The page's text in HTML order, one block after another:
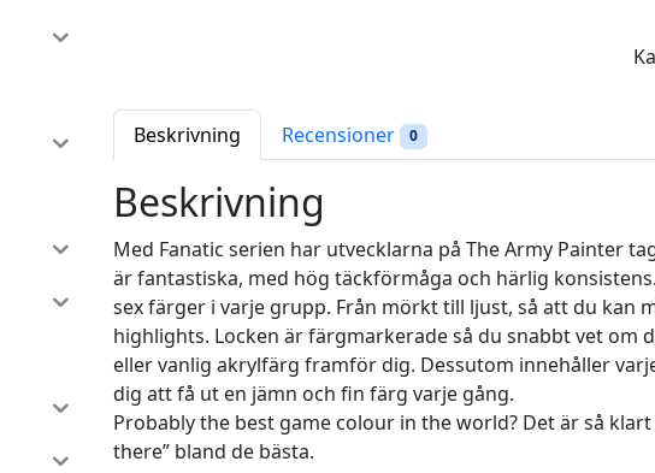
l
l
u
F
u
c
h
s
a
Beskrivning Recensioner 0
Beskrivning
Med Fanatic serien har utvecklarna på The Army Painter
är fantastiska, med hög täckförmåga och härlig
sex färger i varje grupp. Från mörkt till ljust, så att du kan
highlights. Locken är färgmarkerade så du snabbt vet om
eller vanlig akrylfärg framför dig. Dessutom innehåller
dig att få ut en jämn och fin färg varje gång.
Probably the best game colour in the world? Det är så
there” bland de bästa.